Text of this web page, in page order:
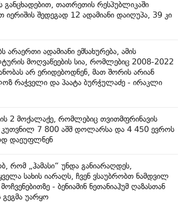
განცხადებით, თათრეთის რესპუბლიკაში
იერიშის შედეგად 12 ადამიანი დაიღუპა, 39 კი
არაერთი ადამიანი ემსახურება, ამის
მოღვაწეების სია, რომლებიც 2008-2022
არ ერიდებოდნენ, მათ შორის არიან
რაჭველი და პაატა ბურჭულაძე - ირაკლი
2 მოქალაქე, რომლებიც თვითმფრინავის
კუთვნილ 7 800 აშშ დოლარსა და 4 450 ევროს
დაეუფლნენ
რომ „ჰამასი“ უნდა განიარაღდეს,
სახის იარაღს, ჩვენ ვსაუბრობთ ნამდვილ
- ბენიამინ ნეთანიაჰუმ ღაზასთან
გეგმა უარყო